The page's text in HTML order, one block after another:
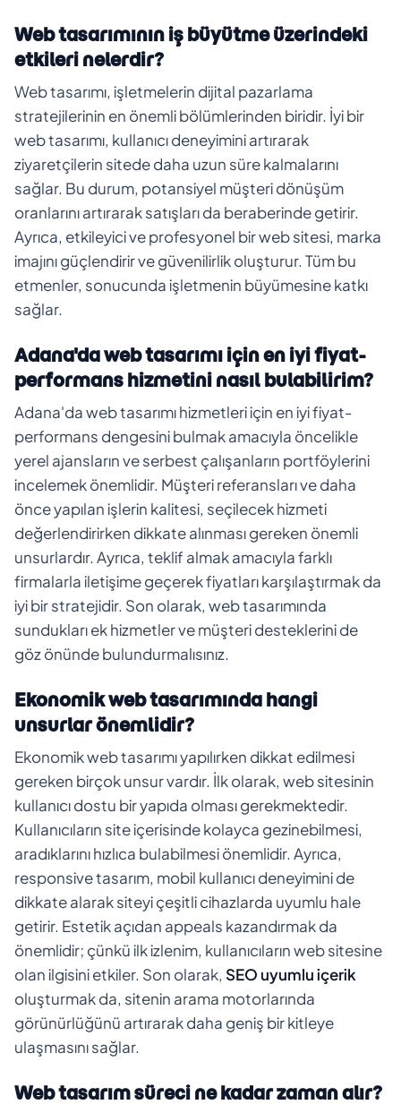
Web tasarımının iş büyütme üzerindeki
etkileri nelerdir?
Web tasarımı, işletmelerin dijital pazarlama
stratejilerinin en önemli bölümlerinden biridir. İyi bir
web tasarımı, kullanıcı deneyimini artırarak
ziyaretçilerin sitede daha uzun süre kalmalarını
sağlar. Bu durum, potansiyel müşteri dönüşüm
oranlarını artırarak satışları da beraberinde getirir.
Ayrıca, etkileyici ve profesyonel bir web sitesi, marka
imajını güçlendirir ve güvenilirlik oluşturur. Tüm bu
etmenler, sonucunda işletmenin büyümesine katkı
sağlar.
Adana'da web tasarımı için en iyi fiyat-
performans hizmetini nasıl bulabilirim?
Adana'da web tasarımı hizmetleri için en iyi fiyat-
performans dengesini bulmak amacıyla öncelikle
yerel ajansların ve serbest çalışanların portföylerini
incelemek önemlidir. Müşteri referansları ve daha
önce yapılan işlerin kalitesi, seçilecek hizmeti
değerlendirirken dikkate alınması gereken önemli
unsurlardır. Ayrıca, teklif almak amacıyla farklı
firmalarla iletişime geçerek fiyatları karşılaştırmak da
iyi bir stratejidir. Son olarak, web tasarımında
sundukları ek hizmetler ve müşteri desteklerini de
göz önünde bulundurmalısınız.
Ekonomik web tasarımında hangi
unsurlar önemlidir?
Ekonomik web tasarımı yapılırken dikkat edilmesi
gereken birçok unsur vardır. İlk olarak, web sitesinin
kullanıcı dostu bir yapıda olması gerekmektedir.
Kullanıcıların site içerisinde kolayca gezinebilmesi,
aradıklarını hızlıca bulabilmesi önemlidir. Ayrıca,
responsive tasarım, mobil kullanıcı deneyimini de
dikkate alarak siteyi çeşitli cihazlarda uyumlu hale
getirir. Estetik açıdan appeals kazandırmak da
önemlidir; çünkü ilk izlenim, kullanıcıların web sitesine
olan ilgisini etkiler. Son olarak, SEO uyumlu içerik
oluşturmak da, sitenin arama motorlarında
görünürlüğünü artırarak daha geniş bir kitleye
ulaşmasını sağlar.
Web tasarım süreci ne kadar zaman alır?